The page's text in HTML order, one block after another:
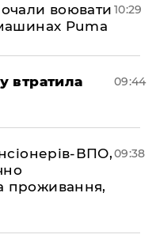
воювати
Puma
10:29
втратила
09:44
ВПО,
проживання,
09:38